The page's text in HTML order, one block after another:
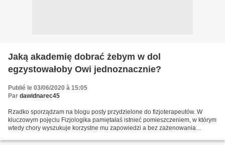
Jaką akademię dobrać żebym w dol
egzystowałoby Owi jednoznacznie?
Publié le 03/06/2020 à 15:05
Par dawidnarec45
Rzadko sporządzam na blogu posty przydzielone do fizjoterapeutów. W
kluczowym pojęciu Fizjologika pamiętałaś istnieć pomieszczeniem, w którym
wtedy chory wyszukuje korzystne mu zapowiedzi a bez zażenowania